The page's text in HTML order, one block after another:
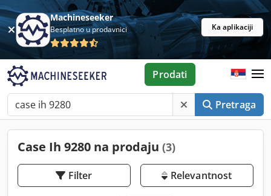
Machineseeker
Besplatno u prodavnici Ka aplikaciji
Pretraga
Prodati
Case Ih 9280 na prodaju (3)
Filter Relevantnost